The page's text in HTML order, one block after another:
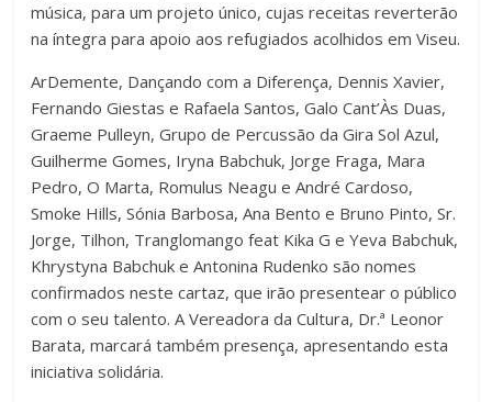
música, para um projeto único, cujas receitas reverterão
na íntegra para apoio aos refugiados acolhidos em Viseu.
ArDemente, Dançando com a Diferença, Dennis Xavier,
Fernando Giestas e Rafaela Santos, Galo Cant’Às Duas,
Graeme Pulleyn, Grupo de Percussão da Gira Sol Azul,
Guilherme Gomes, Iryna Babchuk, Jorge Fraga, Mara
Pedro, O Marta, Romulus Neagu e André Cardoso,
Smoke Hills, Sónia Barbosa, Ana Bento e Bruno Pinto, Sr.
Jorge, Tilhon, Tranglomango feat Kika G e Yeva Babchuk,
Khrystyna Babchuk e Antonina Rudenko são nomes
confirmados neste cartaz, que irão presentear o público
com o seu talento. A Vereadora da Cultura, Dr.ª Leonor
Barata, marcará também presença, apresentando esta
iniciativa solidária.